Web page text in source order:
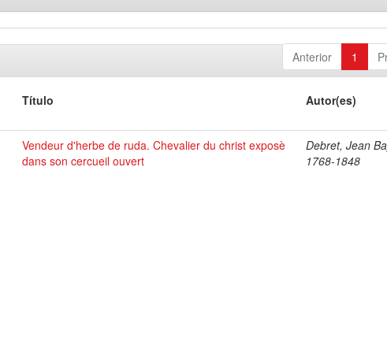
Anterior 1
Título Autor(es)
Vendeur d'herbe de ruda. Chevalier du christ exposè
dans son cercueil ouvert
Debret, Jean
1768-1848